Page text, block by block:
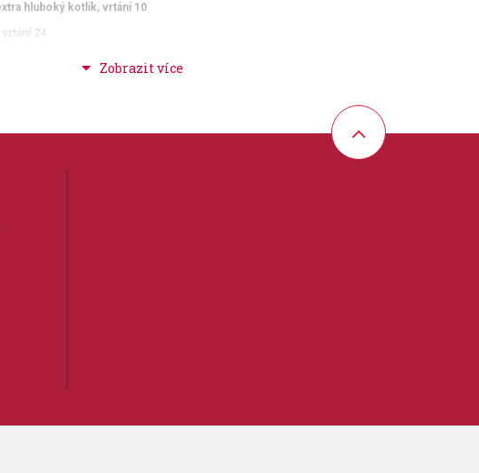
hluboký kotlík, vrtání 10
24
pro piccolové nátrubky